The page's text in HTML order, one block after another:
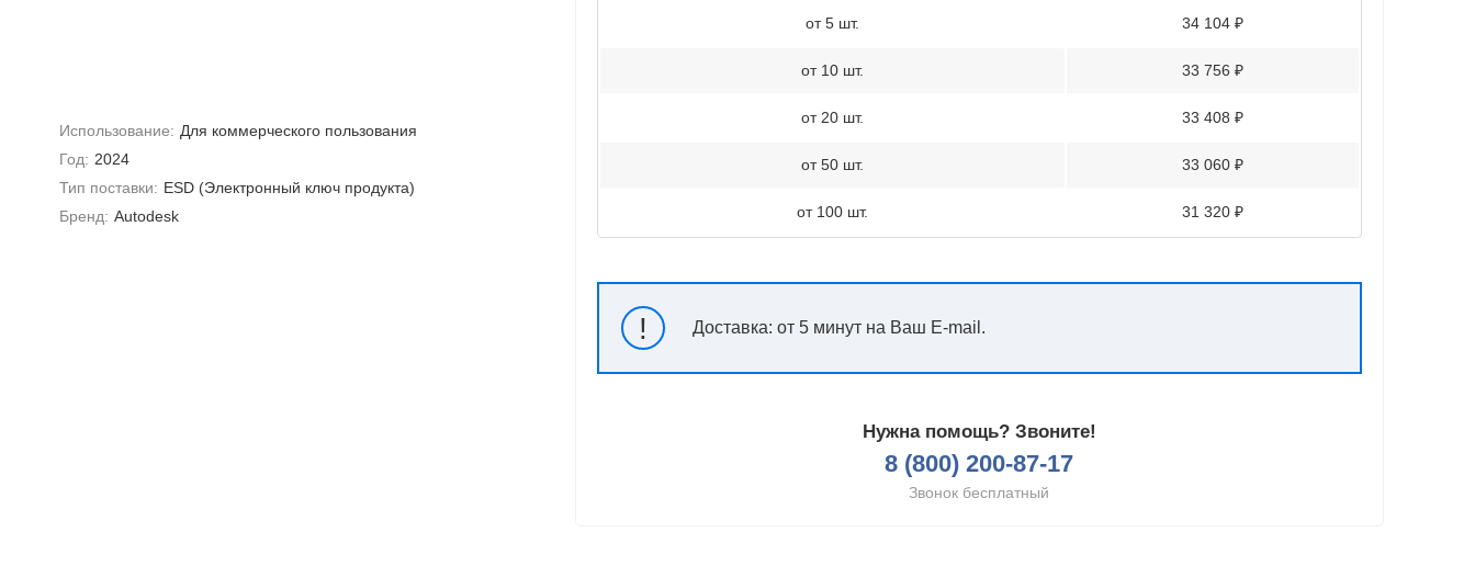
Использование: Для коммерческого пользования
Год: 2024
Тип поставки: ESD (Электронный ключ продукта)
Бренд: Autodesk
от 5 шт. 34 104 ₽
от 10 шт. 33 756 ₽
от 20 шт. 33 408 ₽
от 50 шт. 33 060 ₽
от 100 шт. 31 320 ₽
! Доставка: от 5 минут на Ваш E-mail.
Нужна помощь? Звоните!
8 (800) 200-87-17
Звонок бесплатный